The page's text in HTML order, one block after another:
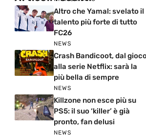
Altro che Yamal: svelato il
talento più forte di tutto
FC26
NEWS
Crash Bandicoot, dal
alla serie Netflix: sarà la
più bella di sempre
NEWS
Killzone non esce più su
PS5: il suo ‘killer’ è già
pronto, fan delusi
NEWS